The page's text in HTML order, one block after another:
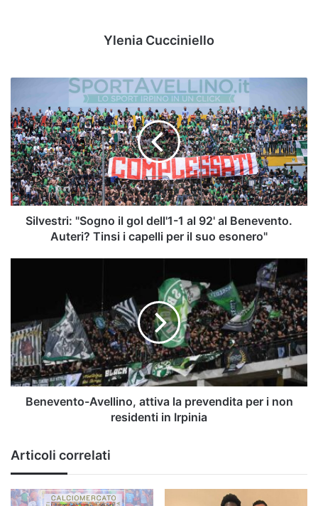
Ylenia Cucciniello
il
gol
dell'1-
1
al
92'
al
Benevento.
suo
esonero"
Silvestri: "Sogno il gol dell'1-1 al 92' al Benevento.
Auteri? Tinsi i capelli per il suo esonero"
prevendita
per
i
non
residenti
Benevento-Avellino, attiva la prevendita per i non
residenti in Irpinia
Articoli correlati